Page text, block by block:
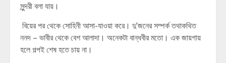
সুন্দরী বলা যায়।
বিয়ের পর থেকে সোহিনী আসা-যাওয়া করে। দু’জনের সম্পর্ক তথাকথিত
ননদ – ভাবীর থেকে বেশ আলাদা। অনেকটা বান্ধবীর মতো। এক জায়গায়
হলে গল্পই শেষ হতে চায় না।